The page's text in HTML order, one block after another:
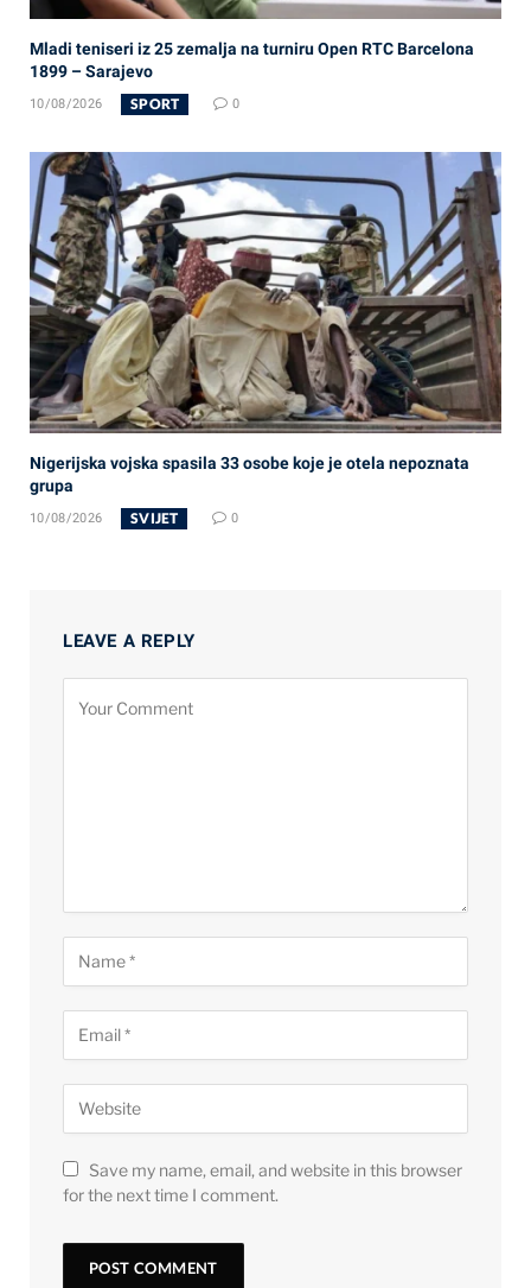
Mladi teniseri iz 25 zemalja na turniru Open RTC Barcelona
1899 – Sarajevo
10/08/2026 SPORT 0
Nigerijska vojska spasila 33 osobe koje je otela nepoznata
grupa
10/08/2026 SVIJET 0
LEAVE A REPLY
Save my name, email, and website in this browser
for the next time I comment.